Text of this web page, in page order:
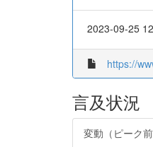
2023-09-25
https://
言及状況
変動（ピーク前